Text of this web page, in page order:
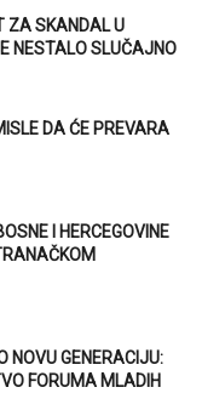
ZA SKANDAL U
NESTALO SLUČAJNO
DA ĆE PREVARA
I HERCEGOVINE
NOVU GENERACIJU:
FORUMA MLADIH